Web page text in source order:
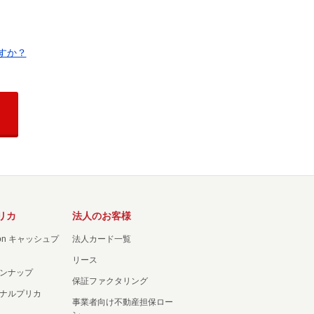
か？
カ
キャッシュプ
ナップ
ルプリカ
法人のお客様
法人カード一覧
リース
保証ファクタリング
事業者向け不動産担保ロー